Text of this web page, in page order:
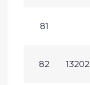
81
82 13202